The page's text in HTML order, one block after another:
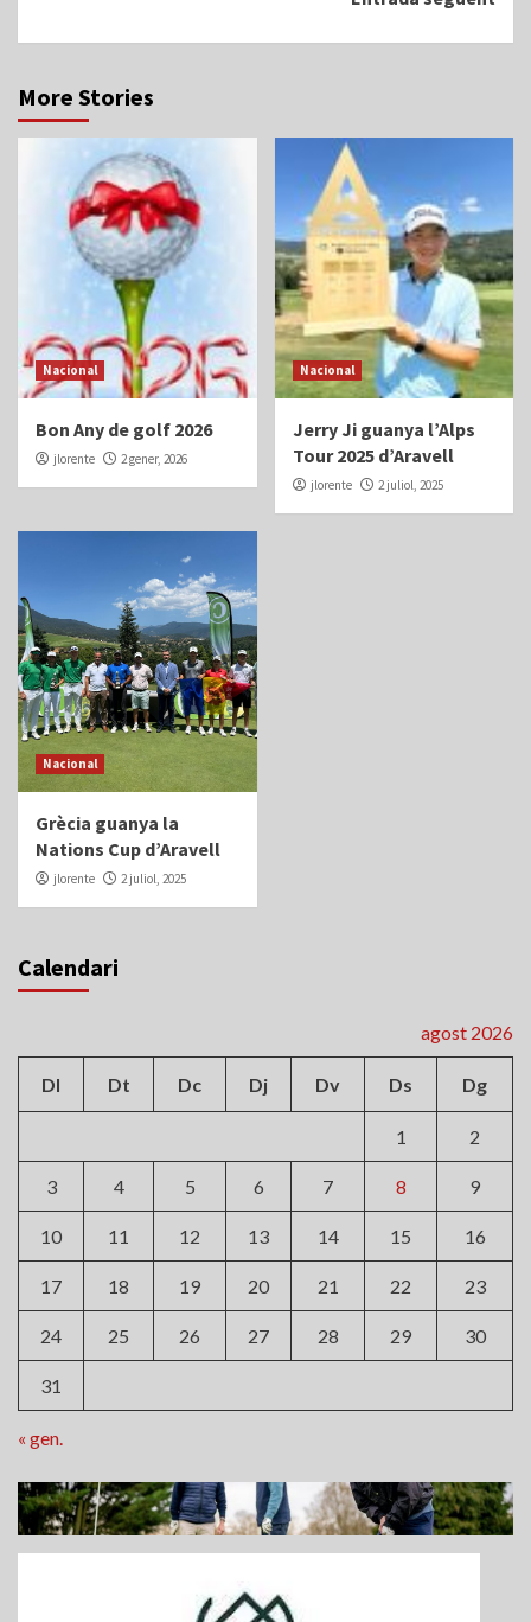
More Stories
Nacional
Bon Any de golf 2026
jlorente 2 gener, 2026
Nacional
Jerry Ji guanya l’Alps
Tour 2025 d’Aravell
jlorente 2 juliol, 2025
Nacional
Grècia guanya la
Nations Cup d’Aravell
jlorente 2 juliol, 2025
Calendari
agost 2026
Dl Dt Dc Dj Dv Ds Dg
1 2
3 4 5 6 7 8 9
10 11 12 13 14 15 16
17 18 19 20 21 22 23
24 25 26 27 28 29 30
31
« gen.